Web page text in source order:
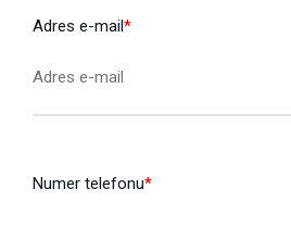
Adres e-mail*
Numer telefonu*